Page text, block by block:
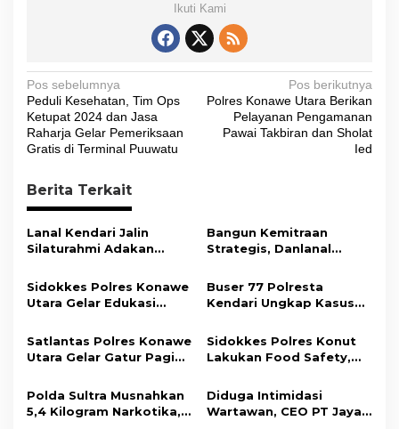
Ikuti Kami
N
a
v
g
a
s
p
o
s
Pos sebelumnya
Peduli Kesehatan, Tim Ops
Ketupat 2024 dan Jasa
Raharja Gelar Pemeriksaan
Gratis di Terminal Puuwatu
Pos berikutnya
Polres Konawe Utara Berikan
Pelayanan Pengamanan
Pawai Takbiran dan Sholat
Ied
Berita Terkait
Lanal Kendari Jalin
Silaturahmi Adakan
Bersama Insan Pers.
Bangun Kemitraan
Strategis, Danlanal
Wujudkan Informasi
Objektif dan Berimbang
Sidokkes Polres Konawe
Utara Gelar Edukasi
Koroner, Tingkatkan
Kesadaran Personel
akan Pentingnya Hidup
Buser 77 Polresta
Kendari Ungkap Kasus
Hasil Curian Berhasil
Diamankan
Satlantas Polres Konawe
Utara Gelar Gatur Pagi
Ciptakan Kamseltibcar
Lantas dan Pelayanan
Masyarakat
Sidokkes Polres Konut
Lakukan Food Safety,
Memenuhi Standar
Keamanan Dan Layak
Polda Sultra Musnahkan
5,4 Kilogram Narkotika,
Diduga Intimidasi
Wartawan, CEO PT Jaya